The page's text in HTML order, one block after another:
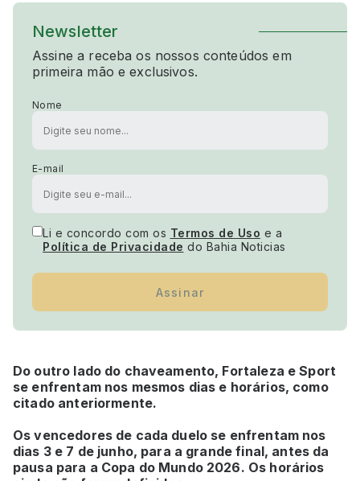
Newsletter
Assine a receba os nossos conteúdos em
primeira mão e exclusivos.
Nome
E-mail
Li e concordo com os Termos de Uso e a
Política de Privacidade do Bahia Noticias
Assinar
Do outro lado do chaveamento, Fortaleza e Sport
se enfrentam nos mesmos dias e horários, como
citado anteriormente.
Os vencedores de cada duelo se enfrentam nos
dias 3 e 7 de junho, para a grande final, antes da
pausa para a Copa do Mundo 2026. Os horários